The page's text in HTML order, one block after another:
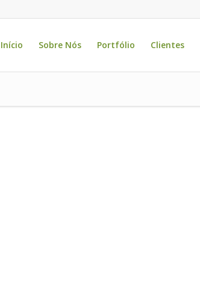
Início Sobre Nós Portfólio Clientes